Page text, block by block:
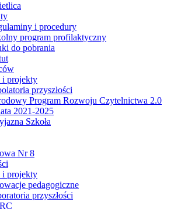
i procedury
program profilaktyczny
do pobrania
i projekty
przyszłości
Program Rozwoju Czytelnictwa 2.0
2021-2025
Szkoła
Nr 8
i projekty
pedagogiczne
przyszłości